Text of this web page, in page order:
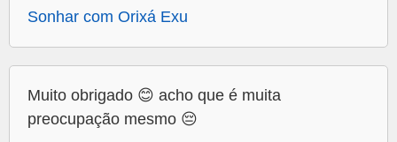
Sonhar com Orixá Exu
Muito obrigado 😊 acho que é muita
preocupação mesmo 😔